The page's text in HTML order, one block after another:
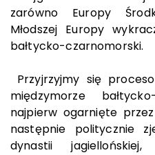
zarówno Europy
Młodszej Europy
bałtycko-czarnomorski.
Przyjrzyjmy się
międzymorze
najpierw ogarnięte
następnie politycznie
dynastii